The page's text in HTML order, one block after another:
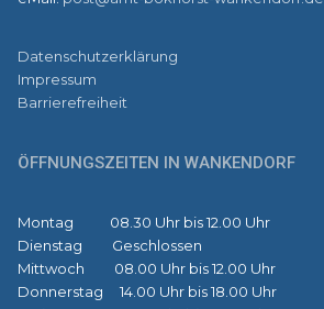
Datenschutzerklärung
Impressum
Barrierefreiheit
ÖFFNUNGSZEITEN IN WANKENDORF
Montag 08.30 Uhr bis 12.00 Uhr
Dienstag Geschlossen
Mittwoch 08.00 Uhr bis 12.00 Uhr
Donnerstag 14.00 Uhr bis 18.00 Uhr